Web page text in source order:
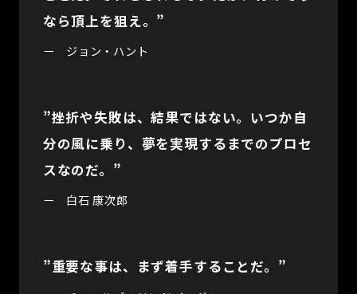
なら頂上を狙え。”
ー ジョン・ハント
”挫折や失敗は、結果ではない。いつか自
分の風に乗り、夢を実現するまでのプロセ
スなのだ。”
ー 白石 康次郎
”重要な事は、まず着手することだ。”